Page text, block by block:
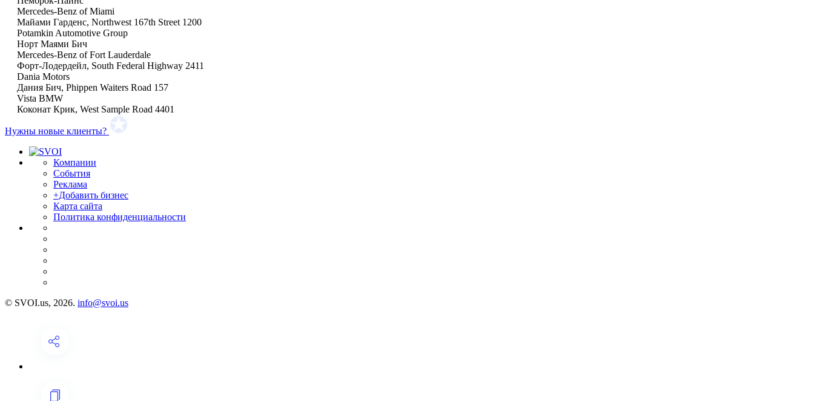
Mercedes-Benz of Miami
Майами Гарденс, Northwest 167th Street 1200
Potamkin Automotive Group
Норт Маями Бич
Mercedes-Benz of Fort Lauderdale
Форт-Лодердейл, South Federal Highway 2411
Dania Motors
Дания Бич, Phippen Waiters Road 157
Vista BMW
Коконат Крик, West Sample Road 4401
Нужны новые клиенты?
Компании
События
Реклама
+Добавить бизнес
Карта сайта
Политика конфиденциальности
© SVOI.us, 2026. info@svoi.us